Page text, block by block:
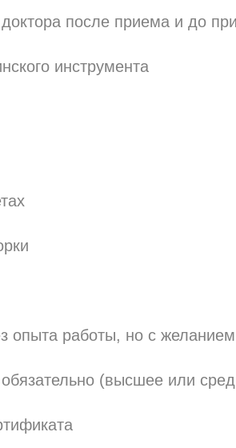
после приема и до
инструмента
опыта работы, но с желанием
(высшее или